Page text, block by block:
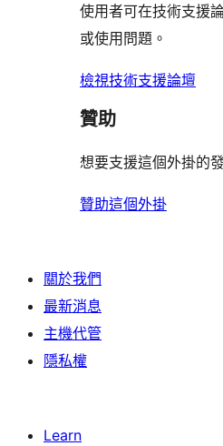
使用者可在技術支援
或使用問題。
檢視技術支援論壇
贊助
想要支援這個外掛的
贊助這個外掛
關於我們
最新消息
主機代管
隱私權
Learn